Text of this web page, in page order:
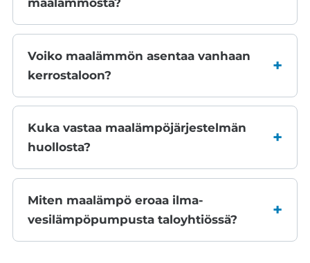
Voiko maalämmön asentaa vanhaan
kerrostaloon?
Kuka vastaa maalämpöjärjestelmän
huollosta?
Miten maalämpö eroaa ilma-
vesilämpöpumpusta taloyhtiössä?